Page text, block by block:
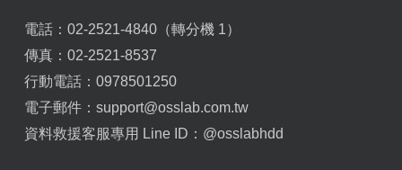
電話：02-2521-4840（轉分機 1）
傳真：02-2521-8537
行動電話：0978501250
電子郵件： support@osslab.com.tw
資料救援客服專用 Line ID： @osslabhdd